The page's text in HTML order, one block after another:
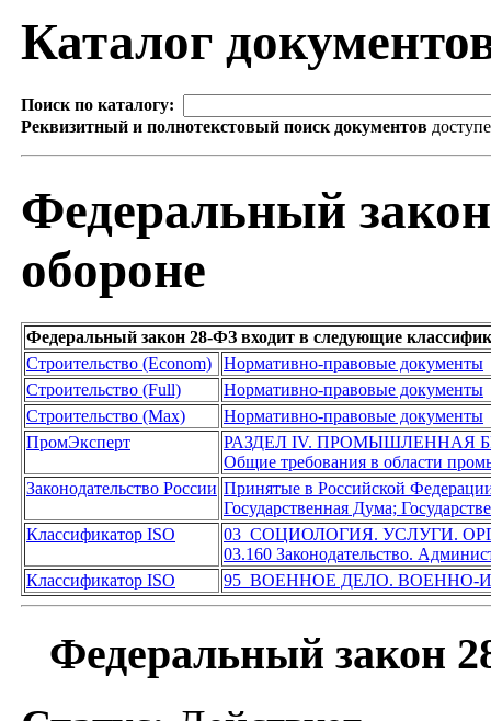
Каталог
Поиск по каталогу:
Реквизитный и полнотекстовый поиск документов
Федеральный
обороне
Федеральный закон 28-ФЗ входит в следующие
Строительство (Econom)
Нормативно-правовые документы
Строительство (Full)
Нормативно-правовые документы
Строительство (Max)
Нормативно-правовые документы
ПромЭксперт
РАЗДЕЛ IV. ПРОМЫШЛЕННАЯ
Общие требования в области
Законодательство России Принятые в Российской
Государственная Дума;
Классификатор ISO
03 СОЦИОЛОГИЯ. УСЛУГИ.
03.160 Законодательство.
Классификатор ISO
95 ВОЕННОЕ ДЕЛО. ВОЕННО-
Федеральный закон